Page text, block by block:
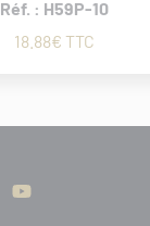
Réf. : H59P-10
18.88€ TTC